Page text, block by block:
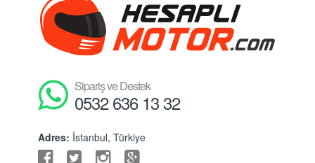
Sipariş ve Destek
0532 636 13 32
Adres: İstanbul, Türkiye